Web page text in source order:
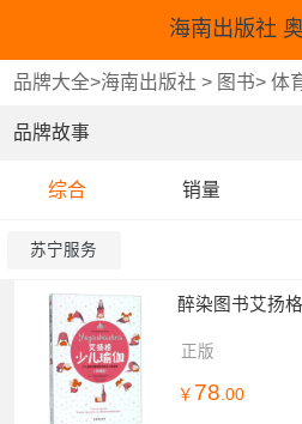
海南出版社
品牌大全>海南出版社 > 图书>体
品牌故事
综合 销量
苏宁服务
醉染图书艾扬
正版
￥ 78.00